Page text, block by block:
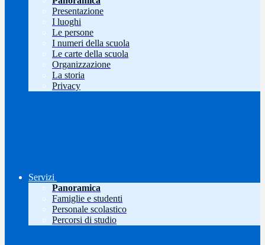
Presentazione
I luoghi
Le persone
I numeri della scuola
Le carte della scuola
Organizzazione
La storia
Privacy
Servizi
Panoramica
Famiglie e studenti
Personale scolastico
Percorsi di studio